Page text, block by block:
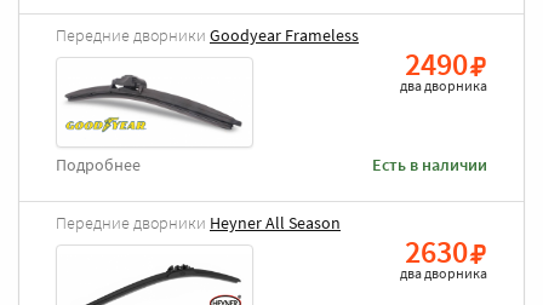
Передние дворники Goodyear Frameless
2490
два дворника
Есть в наличии
Подробнее
Передние дворники Heyner All Season
2630
два дворника